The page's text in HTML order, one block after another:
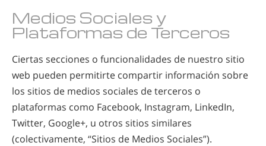
Medios Sociales y
Plataformas de Terceros
Ciertas secciones o funcionalidades de nuestro sitio
web pueden permitirte compartir información sobre
los sitios de medios sociales de terceros o
plataformas como Facebook, Instagram, LinkedIn,
Twitter, Google+, u otros sitios similares
(colectivamente, “Sitios de Medios Sociales”).